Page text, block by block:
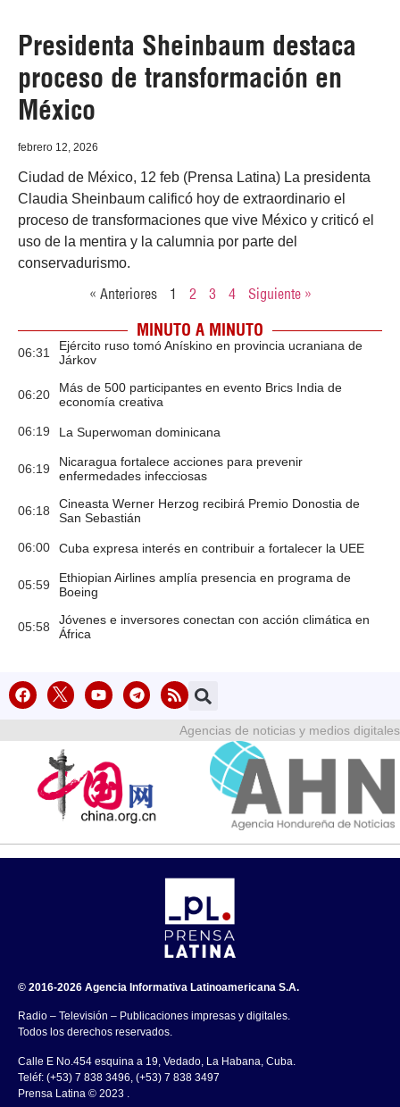
Presidenta Sheinbaum destaca
proceso de transformación en
México
febrero 12, 2026
Ciudad de México, 12 feb (Prensa Latina) La presidenta
Claudia Sheinbaum calificó hoy de extraordinario el
proceso de transformaciones que vive México y criticó el
uso de la mentira y la calumnia por parte del
conservadurismo.
« Anteriores 1 2 3 4 Siguiente »
MINUTO A MINUTO
06:31
Ejército ruso tomó Anískino en provincia ucraniana de
Járkov
06:20
Más de 500 participantes en evento Brics India de
economía creativa
06:19 La Superwoman dominicana
06:19
Nicaragua fortalece acciones para prevenir
enfermedades infecciosas
06:18
Cineasta Werner Herzog recibirá Premio Donostia de
San Sebastián
06:00 Cuba expresa interés en contribuir a fortalecer la UEE
05:59
Ethiopian Airlines amplía presencia en programa de
Boeing
05:58
Jóvenes e inversores conectan con acción climática en
África
Agencias de noticias y medios digitales
© 2016-2026 Agencia Informativa Latinoamericana S.A.
Radio – Televisión – Publicaciones impresas y digitales.
Todos los derechos reservados.
Calle E No.454 esquina a 19, Vedado, La Habana, Cuba.
Teléf: (+53) 7 838 3496, (+53) 7 838 3497
Prensa Latina © 2023 .